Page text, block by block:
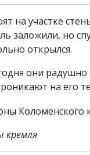
на участке
заложили, но
открылся.
они радушно
на его
кремля